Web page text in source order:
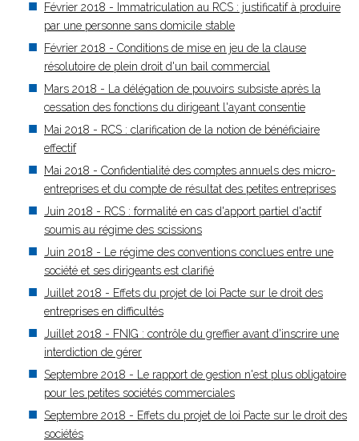
Février 2018 - Immatriculation au RCS : justificatif à produire
par une personne sans domicile stable
Février 2018 - Conditions de mise en jeu de la clause
résolutoire de plein droit d'un bail commercial
Mars 2018 - La délégation de pouvoirs subsiste après la
cessation des fonctions du dirigeant l'ayant consentie
Mai 2018 - RCS : clarification de la notion de bénéficiaire
effectif
Mai 2018 - Confidentialité des comptes annuels des micro-
entreprises et du compte de résultat des petites entreprises
Juin 2018 - RCS : formalité en cas d'apport partiel d'actif
soumis au régime des scissions
Juin 2018 - Le régime des conventions conclues entre une
société et ses dirigeants est clarifié
Juillet 2018 - Effets du projet de loi Pacte sur le droit des
entreprises en difficultés
Juillet 2018 - FNIG : contrôle du greffier avant d'inscrire une
interdiction de gérer
Septembre 2018 - Le rapport de gestion n'est plus obligatoire
pour les petites sociétés commerciales
Septembre 2018 - Effets du projet de loi Pacte sur le droit des
sociétés